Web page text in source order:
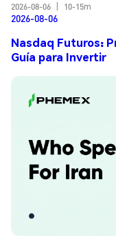
2026-08-06
10-15m
2026-08-06
Nasdaq Futuros:
Guía para Invertir